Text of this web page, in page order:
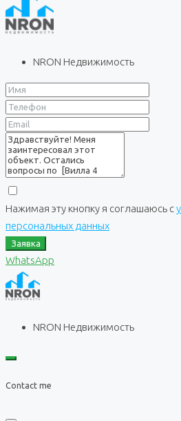
NRON Недвижимость
Нажимая эту кнопку я соглашаюсь с
персональных данных
Заявка
WhatsApp
NRON Недвижимость
Contact me